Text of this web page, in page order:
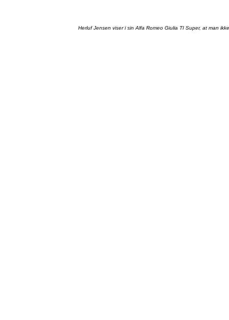
HerlufJensen viseri sin Alfa Romeo GiuliaTI Super, at man ikke